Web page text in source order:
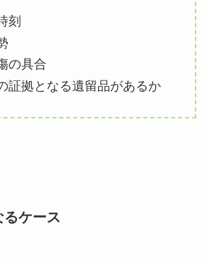
刻
の具合
証拠となる遺留品があるか
ケース